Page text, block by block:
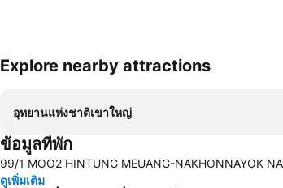
Explore nearby attractions
อุทยานแห่งชาติเขาใหญ่
ข้อมูลที่พัก
99/1 MOO2 HINTUNG MEUANG-NAKHONNAYOK
ดูเพิ่มเติม